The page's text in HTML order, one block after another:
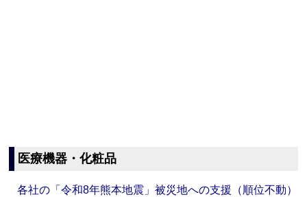
医療機器・化粧品
各社の「令和8年熊本地震」被災地への支援（順位不動）